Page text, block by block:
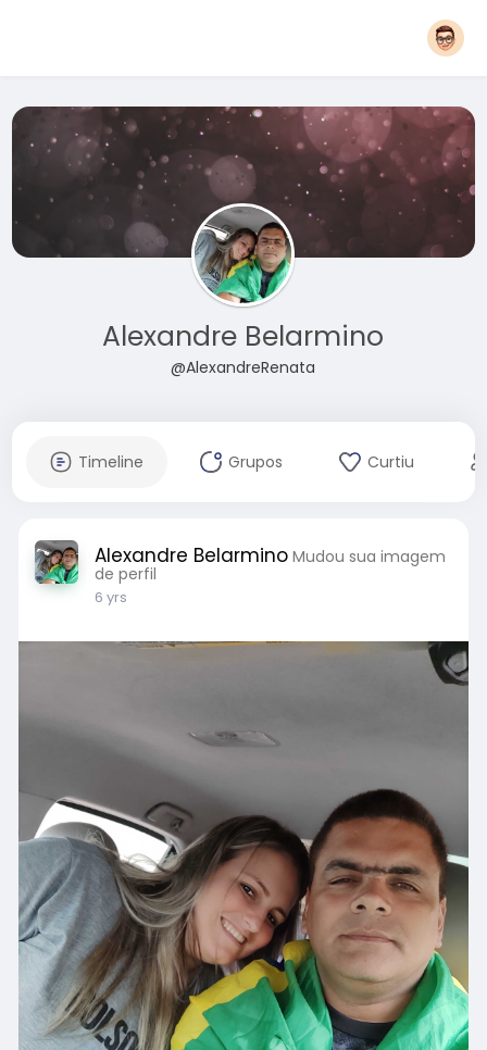
Alexandre Belarmino
@AlexandreRenata
Timeline Grupos Curtiu
Alexandre Belarmino Mudou sua imagem
de perfil
6 yrs